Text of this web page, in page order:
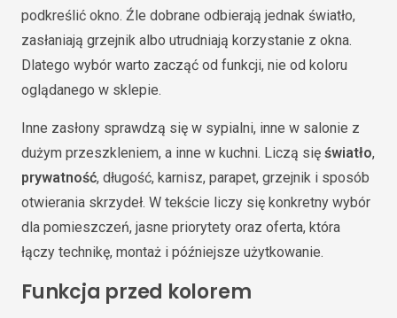
podkreślić okno. Źle dobrane odbierają jednak światło,
zasłaniają grzejnik albo utrudniają korzystanie z okna.
Dlatego wybór warto zacząć od funkcji, nie od koloru
oglądanego w sklepie.
Inne zasłony sprawdzą się w sypialni, inne w salonie z
dużym przeszkleniem, a inne w kuchni. Liczą się światło,
prywatność, długość, karnisz, parapet, grzejnik i sposób
otwierania skrzydeł. W tekście liczy się konkretny wybór
dla pomieszczeń, jasne priorytety oraz oferta, która
łączy technikę, montaż i późniejsze użytkowanie.
Funkcja przed kolorem